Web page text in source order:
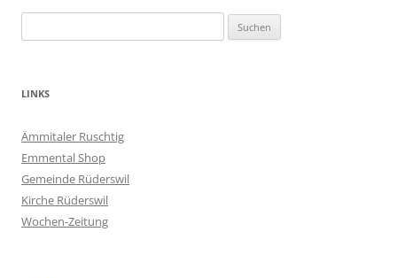
nach:
LINKS
Ämmitaler Ruschtig
Emmental Shop
Gemeinde Rüderswil
Kirche Rüderswil
Wochen-Zeitung